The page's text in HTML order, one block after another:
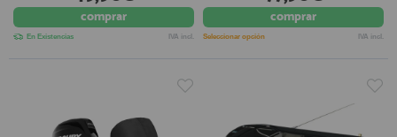
comprar
En Existencias IVA incl.
comprar
Seleccionar opción IVA incl.